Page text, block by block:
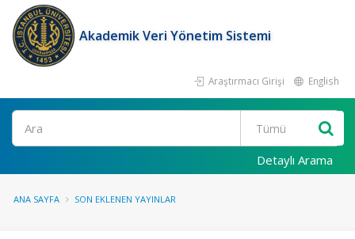
Akademik Veri Yönetim Sistemi
Araştırmacı Girişi English
Ara
Detaylı Arama
ANA SAYFA SON EKLENEN YAYINLAR